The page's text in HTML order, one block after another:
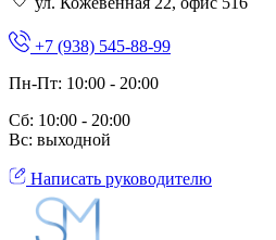
+7 (938) 545-88-99
Пн-Пт: 10:00 - 20:00
Сб: 10:00 - 20:00
Вс: выходной
Написать руководителю